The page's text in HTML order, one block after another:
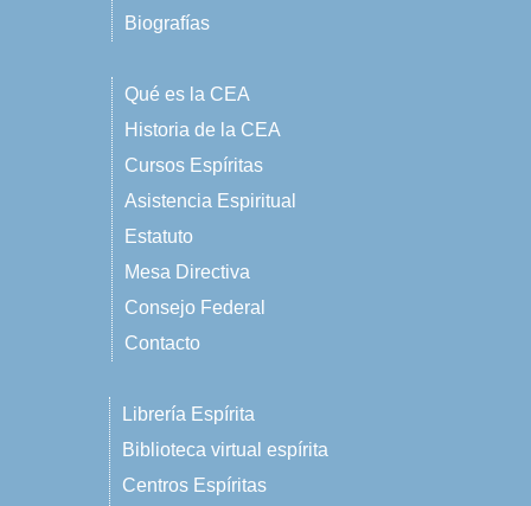
Biografías
Qué es la CEA
Historia de la CEA
Cursos Espíritas
Asistencia Espiritual
Estatuto
Mesa Directiva
Consejo Federal
Contacto
Librería Espírita
Biblioteca virtual espírita
Centros Espíritas